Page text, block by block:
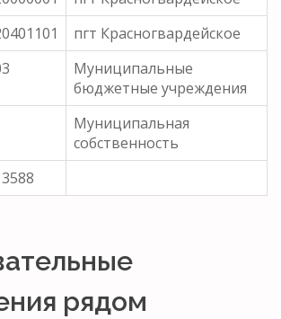
пгт Красногвардейское
Муниципальные
бюджетные учреждения
Муниципальная
собственность
рядом